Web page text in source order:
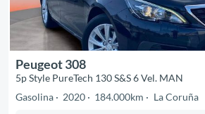
Peugeot 308
5p Style PureTech 130 S&S 6 Vel. MAN
Gasolina
2020 184.000km La Coruña